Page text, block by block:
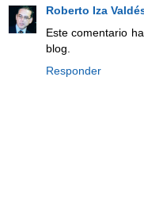
Roberto Iza
Este comentario
blog.
Responder